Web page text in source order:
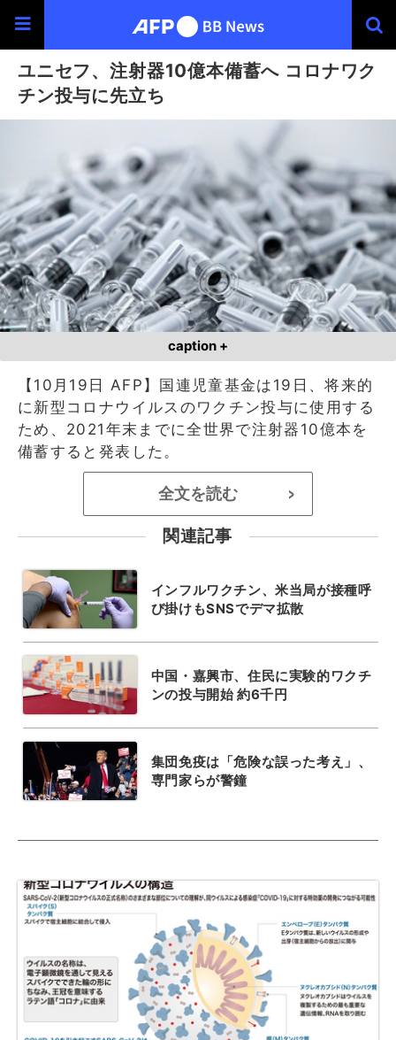
ユニセフ、注射器10億本備蓄へ コロナワク
チン投与に先立ち
caption +
【10月19日 AFP】国連児童基金は19日、将来的
に新型コロナウイルスのワクチン投与に使用する
ため、2021年末までに全世界で注射器10億本を
備蓄すると発表した。
全文を読む >
関連記事
インフルワクチン、米当局が接種呼
び掛けもSNSでデマ拡散
中国・嘉興市、住民に実験的ワクチ
ンの投与開始 約6千円
集団免疫は「危険な誤った考え」、
専門家らが警鐘